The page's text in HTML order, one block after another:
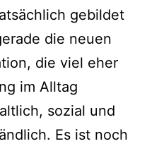
gebildet
die neuen
die viel eher
im Alltag
sozial und
Es ist noch